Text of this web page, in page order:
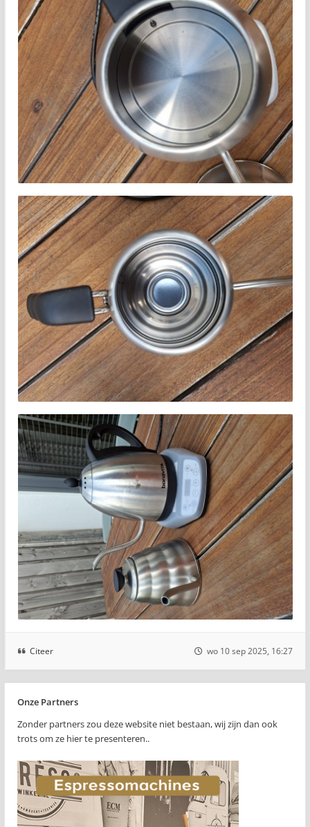
Citeer wo 10 sep 2025, 16:27
Onze Partners
Zonder partners zou deze website niet bestaan, wij zijn dan ook
trots om ze hier te presenteren..